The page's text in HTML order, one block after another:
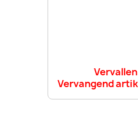
Vervangend